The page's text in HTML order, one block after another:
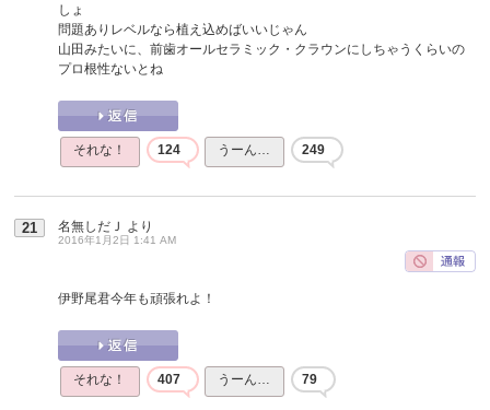
しょ
問題ありレベルなら植え込めばいいじゃん
山田みたいに、前歯オールセラミック・クラウンにしちゃうくらいの
プロ根性ないとね
それな！ 124 うーん… 249
21 名無しだＪ より
2016年1月2日 1:41 AM
伊野尾君今年も頑張れよ！
それな！ 407 うーん… 79